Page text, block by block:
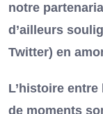
notre
d’ailleurs
Twitter) en
L’histoire
de moments